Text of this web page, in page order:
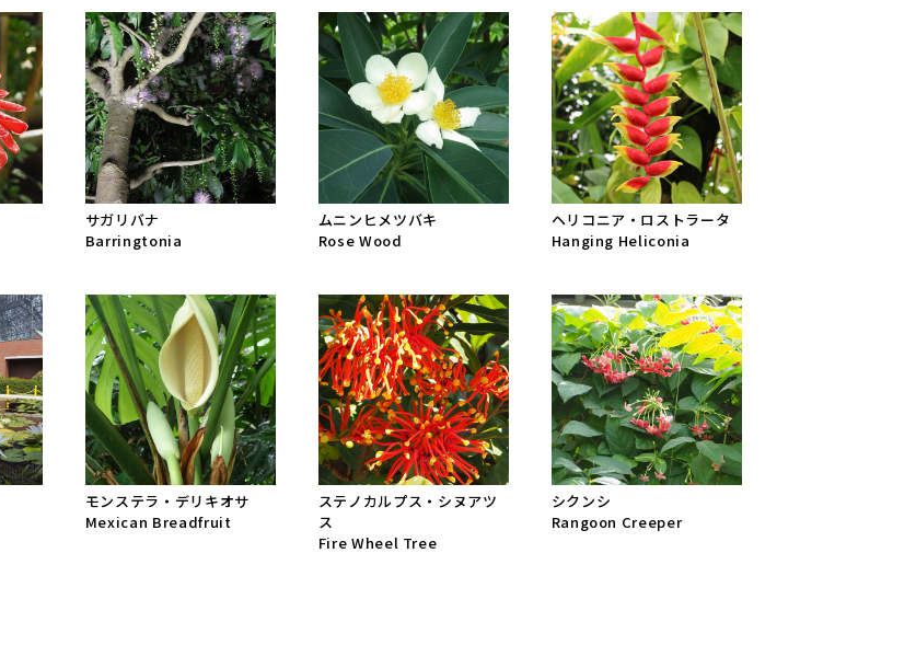
サガリバナ
Barringtonia
ムニンヒメツバキ
Rose Wood
ヘリコニア・ロストラータ
Hanging Heliconia
モンステラ・デリキオサ
Mexican Breadfruit
ステノカルプス・シヌアツ
ス
Fire Wheel Tree
シクンシ
Rangoon Creeper